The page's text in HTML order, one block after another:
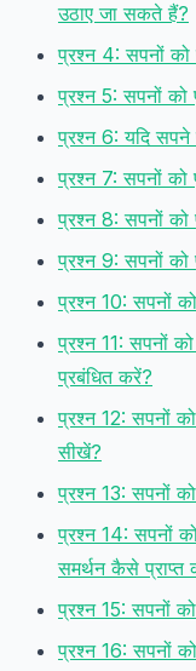
उठाए जा सकते हैं?
प्रश्न 4: सपनों को
प्रश्न 5: सपनों को
प्रश्न 6: यदि सपने
प्रश्न 7: सपनों को
प्रश्न 8: सपनों को
प्रश्न 9: सपनों
प्रश्न 10: सपनों
प्रश्न 11: सपनों
प्रबंधित करें?
प्रश्न 12: सपनों
सीखें?
प्रश्न 13: सपनों
प्रश्न 14: सपनों
समर्थन कैसे प्राप्त
प्रश्न 15: सपनों
प्रश्न 16: सपनों